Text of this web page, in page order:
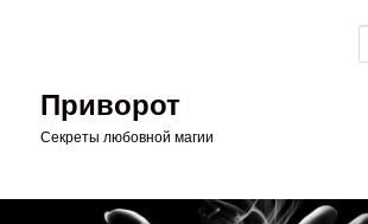
Приворот
Секреты любовной магии